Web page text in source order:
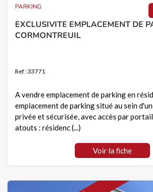
PARKING
EXCLUSIVITE EMPLACEMENT DE
CORMONTREUIL
Ref : 33771
A vendre emplacement de parking en
emplacement de parking situé au sein
privée et sécurisée, avec accès par
atouts : résidenc (...)
Voir la fiche